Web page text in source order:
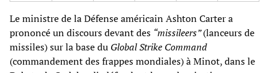
Le ministre de la Défense américain Ashton Carter a
prononcé un discours devant des “missileers”(lanceurs de
missiles) sur la base du Global Strike Command
(commandement des frappes mondiales) à Minot, dans le